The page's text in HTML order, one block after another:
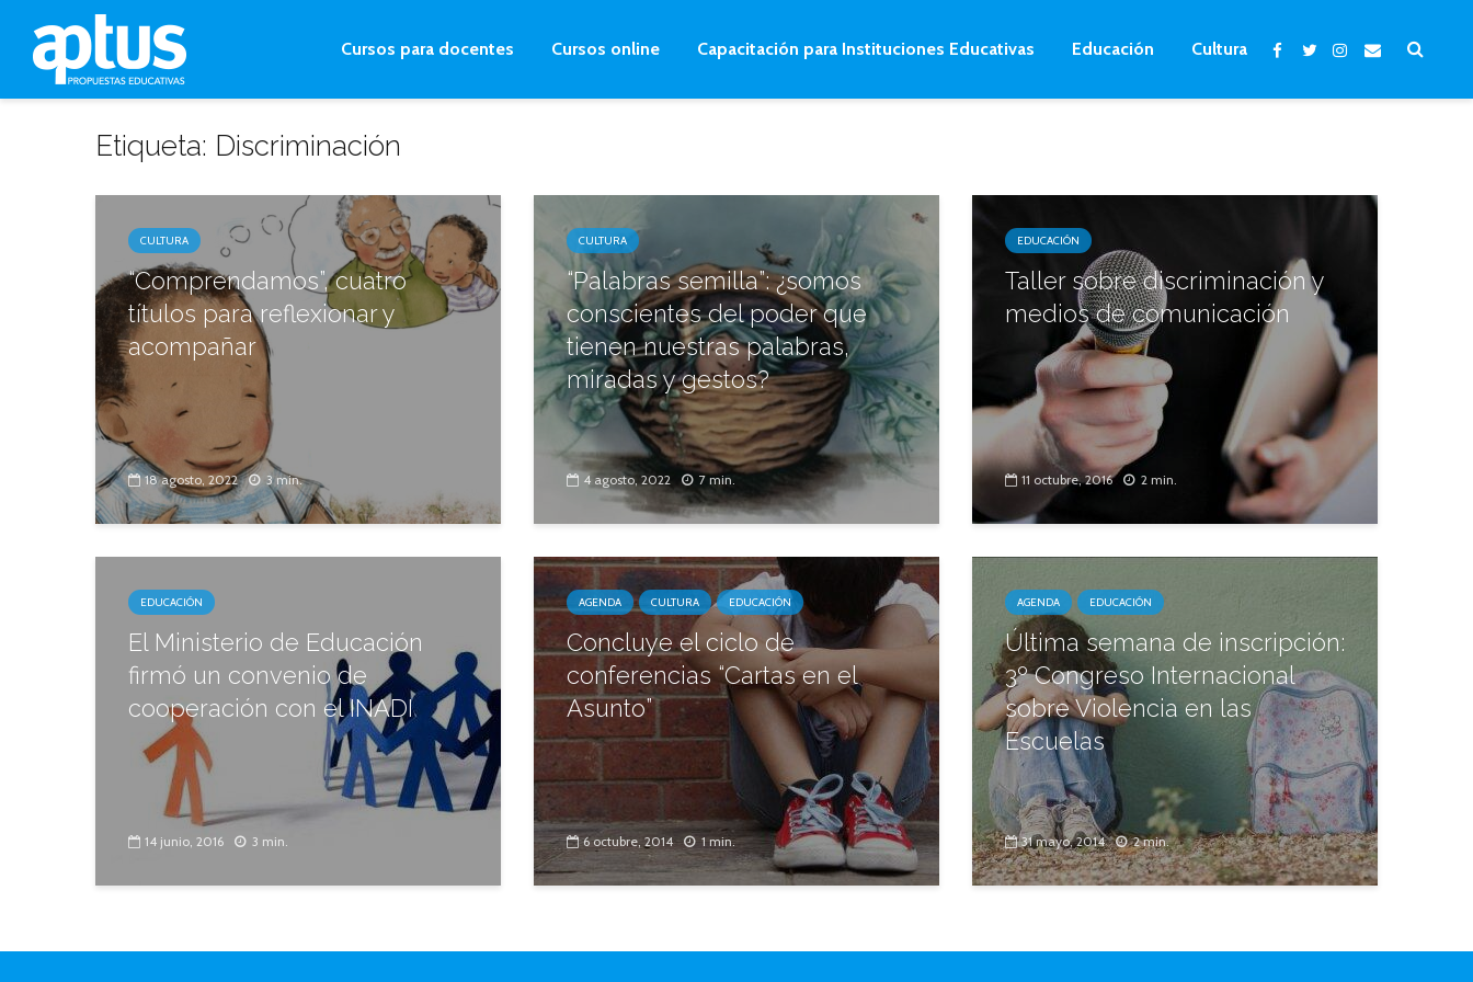
Cursos para docentes Cursos online Capacitación para Instituciones Educativas Educación Cultura
Etiqueta: Discriminación
CULTURA
“Comprendamos”, cuatro
títulos para reflexionar y
acompañar
18 agosto, 2022 3 min.
CULTURA
“Palabras semilla”: ¿somos
conscientes del poder que
tienen nuestras palabras,
miradas y gestos?
4 agosto, 2022 7 min.
EDUCACIÓN
Taller sobre discriminación y
medios de comunicación
11 octubre, 2016 2 min.
EDUCACIÓN
El Ministerio de Educación
firmó un convenio de
cooperación con el INADI
14 junio, 2016 3 min.
AGENDA CULTURA EDUCACIÓN
Concluye el ciclo de
conferencias “Cartas en el
Asunto”
6 octubre, 2014 1 min.
AGENDA EDUCACIÓN
Última semana de inscripción:
3º Congreso Internacional
sobre Violencia en las
Escuelas
31 mayo, 2014 2 min.